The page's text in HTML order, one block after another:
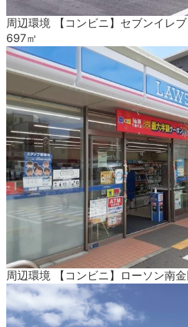
周辺環境 【コンビニ】セブンイレ
697㎡
周辺環境 【コンビニ】ローソン南